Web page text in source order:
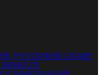
VYSTAVENÉ GITARY